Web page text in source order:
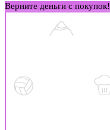
Верните деньги с покупок!